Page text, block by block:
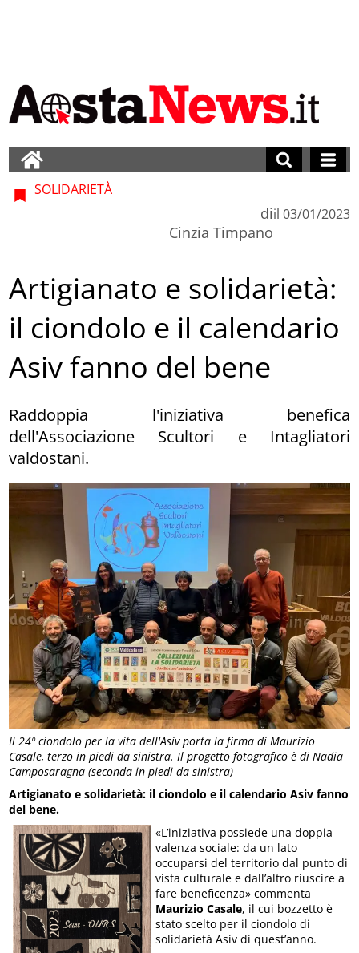
Il 24º ciondolo per la vita dell'Asiv porta la firma di Maurizio
Casale, terzo in piedi da sinistra. Il progetto fotografico è di Nadia
Camposaragna (seconda in piedi da sinistra)
SOLIDARIETÀ
di
Cinzia Timpano
il 03/01/2023
Artigianato e solidarietà:
il ciondolo e il calendario
Asiv fanno del bene
Raddoppia l'iniziativa benefica
dell'Associazione Scultori e Intagliatori
valdostani.
Artigianato e solidarietà: il ciondolo e il calendario Asiv fanno
del bene.
«L’iniziativa possiede una doppia
valenza sociale: da un lato
occuparsi del territorio dal punto di
vista culturale e dall’altro riuscire a
fare beneficenza» commenta
Maurizio Casale, il cui bozzetto è
stato scelto per il ciondolo di
solidarietà Asiv di quest’anno.